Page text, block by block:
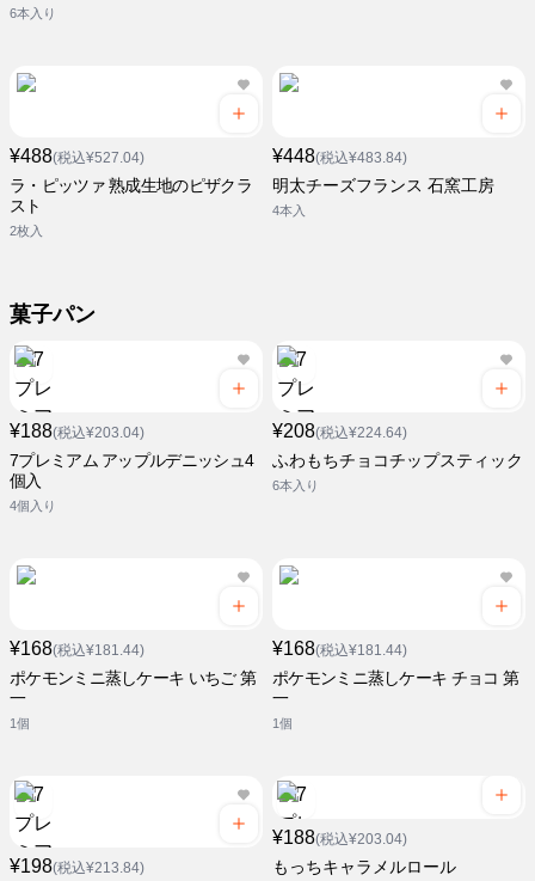
6本入り
¥488(税込¥527.04)
ラ・ピッツァ 熟成生地のピザクラ
スト
2枚入
¥448(税込¥483.84)
明太チーズフランス 石窯工房
4本入
菓子パン
¥188(税込¥203.04)
7プレミアム アップルデニッシュ4
個入
4個入り
¥208(税込¥224.64)
ふわもちチョコチップスティック
6本入り
¥168(税込¥181.44)
ポケモンミニ蒸しケーキ いちご 第
一
1個
¥168(税込¥181.44)
ポケモンミニ蒸しケーキ チョコ 第
一
1個
¥198(税込¥213.84)
¥188(税込¥203.04)
もっちキャラメルロール